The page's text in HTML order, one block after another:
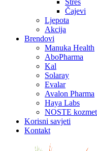
Stres
Čajevi
Ljepota
Akcija
Brendovi
Manuka Health
AboPharma
Kal
Solaray
Evalar
Avalon Pharma
Haya Labs
NOSTE
Korisni savjeti
Kontakt